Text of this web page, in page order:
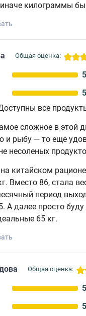
килограммы
Общая оценка:
5
5
все
сложное в этой
и рыбу — то еще
несоленых
китайском
Вместо 86, стала
период
А далее просто
65 кг.
Общая оценка:
5
5